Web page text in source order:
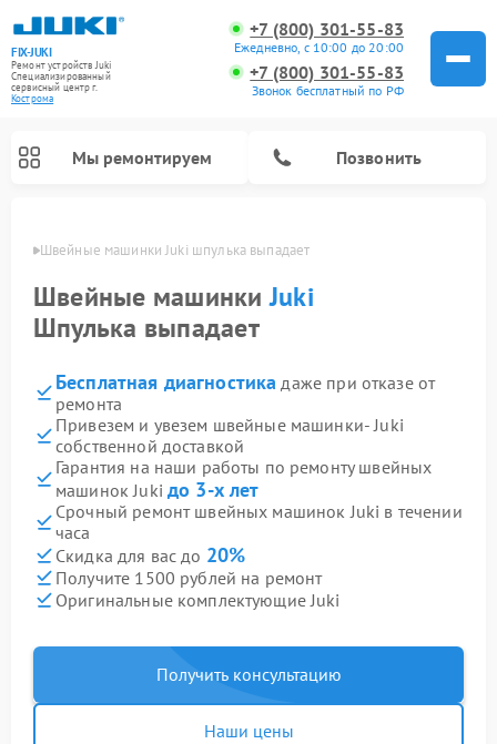
FIX-JUKI
Ремонт устройств Juki
Специализированный
cервисный центр г.
Кострома
+7 (800) 301-55-83
Ежедневно, с 10:00 до 20:00
+7 (800) 301-55-83
Звонок бесплатный по РФ
Мы ремонтируем Позвонить
Швейные машинки Juki шпулька выпадает
Швейные машинкиJuki
Шпулька выпадает
Бесплатная диагностика даже при отказе от
ремонта
Привезем и увезем швейные машинки- Juki
собственной доставкой
Гарантия на наши работы по ремонту швейных
машинок Juki до 3-х лет
Срочный ремонт швейных машинок Juki в течении
часа
Скидка для вас до 20%
Получите 1500 рублей на ремонт
Оригинальные комплектующие Juki
Получить консультацию
Наши цены